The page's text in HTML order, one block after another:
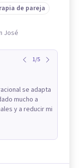
de pareja
José
1/5
se adapta
mucho a
y a reducir mi